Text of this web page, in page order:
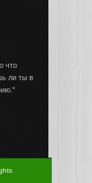
что
ли ты в